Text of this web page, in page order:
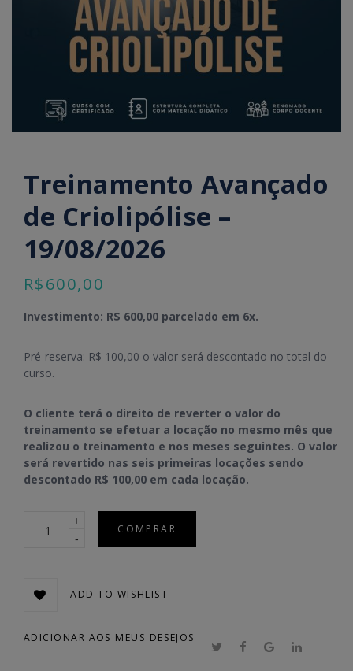
Treinamento Avançado
de Criolipólise –
19/08/2026
R$600,00
Investimento: R$ 600,00 parcelado em 6x.
Pré-reserva: R$ 100,00 o valor será descontado no total do
curso.
O cliente terá o direito de reverter o valor do
treinamento se efetuar a locação no mesmo mês que
realizou o treinamento e nos meses seguintes. O valor
será revertido nas seis primeiras locações sendo
descontado R$ 100,00 em cada locação.
Quantidade
COMPRAR
ADD TO WISHLIST
ADICIONAR AOS MEUS DESEJOS